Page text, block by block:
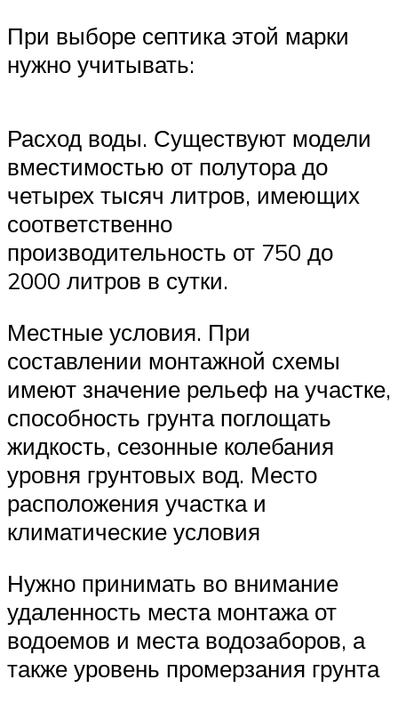
При выборе септика этой марки
нужно учитывать:
Расход воды. Существуют модели
вместимостью от полутора до
четырех тысяч литров, имеющих
соответственно
производительность от 750 до
2000 литров в сутки.
Местные условия. При
составлении монтажной схемы
имеют значение рельеф на участке,
способность грунта поглощать
жидкость, сезонные колебания
уровня грунтовых вод. Место
расположения участка и
климатические условия
Нужно принимать во внимание
удаленность места монтажа от
водоемов и места водозаборов, а
также уровень промерзания грунта